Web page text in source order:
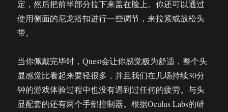
定，然后把前半部分拉下来盖在脸上。你还可以通过
使用侧面的尼龙搭扣进行一些调节，来拉紧或放松头
带。
当你佩戴完毕时，Quest会让你感觉极为舒适，整个头
显感觉比看起来要轻很多，并且我们在几场持续30分
钟的游戏体验过程中也没有遇到过任何的疲劳。与头
显配套的还有两个手部控制器。根据Oculus Labs的研